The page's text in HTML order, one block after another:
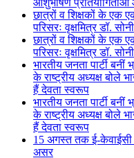
छात्रों व शिक्षकों के एक
परिसरः वृक्षमित्र डॉ. सोनी
छात्रों व शिक्षकों के एक
परिसरः वृक्षमित्र डॉ. सोनी
भारतीय जनता पार्टी
के राष्ट्रीय अध्यक्ष बोले
हैं देवता स्वरूप
भारतीय जनता पार्टी
के राष्ट्रीय अध्यक्ष बोले
हैं देवता स्वरूप
15 अगस्त तक ई-केवाईसी
असर